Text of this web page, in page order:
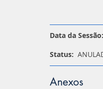
Data da Sessão:
Status:
Anexos